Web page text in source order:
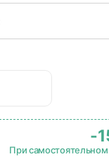
-
При